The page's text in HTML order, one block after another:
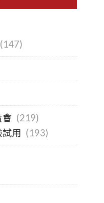
(147)
會 (219)
用 (193)